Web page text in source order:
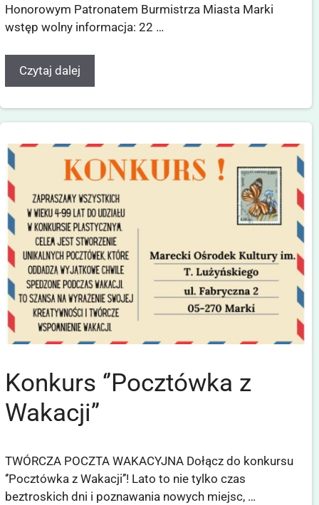
Honorowym Patronatem Burmistrza Miasta Marki
wstęp wolny informacja: 22 …
Czytaj dalej
Konkurs ‘’Pocztówka z
Wakacji’’
TWÓRCZA POCZTA WAKACYJNA Dołącz do konkursu
‘’Pocztówka z Wakacji’’! Lato to nie tylko czas
beztroskich dni i poznawania nowych miejsc, …